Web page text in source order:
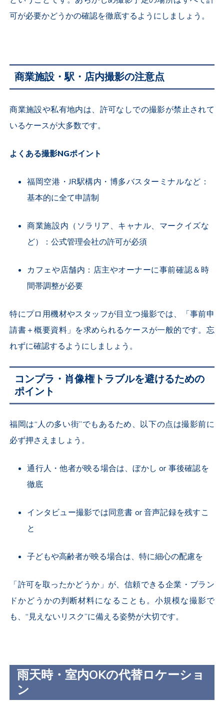
可が必要かどうかの確認を徹底するようにしましょう。
商業施設・駅・店内撮影の注意点
商業施設や私有地内は、許可なしでの撮影が禁止されて
いるケースが大多数です。
よくある撮影NGポイント
福岡空港・JR駅構内・博多バスターミナルなど：
基本的に全て申請制
商業施設内（ソラリア、キャナル、マークイズな
ど）：公式管理会社の許可が必須
カフェや店舗内：店主やオーナーに事前確認＆時
間帯調整が必要
特にプロ用機材やスタッフが目立つ撮影では、「事前申
請書＋概要資料」を求められるケースが一般的です。忘
れずに確認するようにしましょう。
コンプラ・肖像権トラブルを避けるための
ポイント
福岡は“人の多い街”でもあるため、以下の点は撮影前に
必ず押さえましょう。
通行人・他者が映る場合は、ぼかし or事後確認を
徹底
インタビュー撮影では同意書 or音声記録を残すこ
と
子どもや高齢者が映る場合は、特に細心の配慮を
「許可を取ったかどうか」が、信頼できる企業・ブラン
ドかどうかの判断材料になることも。小規模な撮影で
も、“見えないリスク”に備える姿勢が大切です。
雨天時・室内OKの代替ロケーショ
ン